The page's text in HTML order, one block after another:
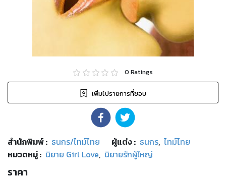
0 Ratings
เพิ่มไปรายการที่ชอบ
สำนักพิมพ์: ธนกร/ไทม์ไทย ผู้แต่ง : ธนกร, ไทม์ไทย
หมวดหมู่: นิยาย Girl Love, นิยายรักผู้ใหญ่
ราคา